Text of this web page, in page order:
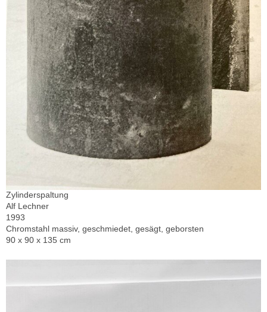
Zylinderspaltung
Alf Lechner
1993
Chromstahl massiv, geschmiedet, gesägt, geborsten
90 x 90 x 135 cm